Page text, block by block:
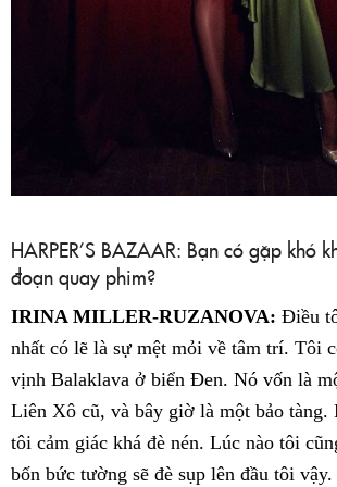
HARPER’S BAZAAR: Bạn có gặp khó
đoạn quay phim?
IRINA MILLER-RUZANOVA: Điều
nhất có lẽ là sự mệt mỏi về tâm trí. Tôi
vịnh Balaklava ở biển Đen. Nó vốn là
Liên Xô cũ, và bây giờ là một bảo tàng.
tôi cảm giác khá đè nén. Lúc nào tôi
bốn bức tường sẽ đè sụp lên đầu tôi